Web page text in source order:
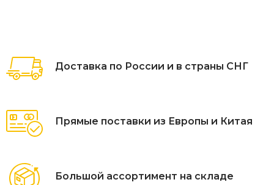
Доставка по России и в страны СНГ
Прямые поставки из Европы и Китая
Большой ассортимент на складе